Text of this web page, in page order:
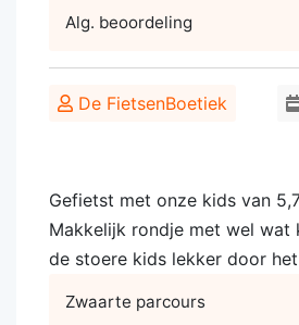
Alg. beoordeling
De FietsenBoetiek
Gefietst met onze kids van
Makkelijk rondje met wel wat
de stoere kids lekker door
Zwaarte parcours